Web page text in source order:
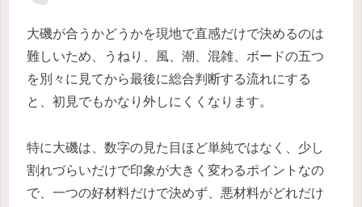
大磯が合うかどうかを現地で直感だけで決めるのは
難しいため、うねり、風、潮、混雑、ボードの五つ
を別々に見てから最後に総合判断する流れにする
と、初見でもかなり外しにくくなります。
特に大磯は、数字の見た目ほど単純ではなく、少し
割れづらいだけで印象が大きく変わるポイントなの
で、一つの好材料だけで決めず、悪材料がどれだけ